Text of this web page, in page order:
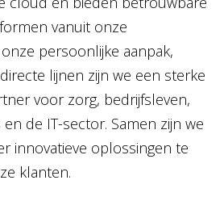
vanuit onze
persoonlijke aanpak,
lijnen zijn we een sterke
voor zorg, bedrijfsleven,
de IT-sector. Samen zijn we
innovatieve oplossingen te
klanten.